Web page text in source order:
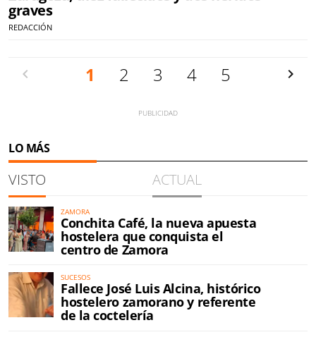
graves
REDACCIÓN
1 2 3 4 5
LO MÁS
VISTO ACTUAL
ZAMORA
Conchita Café, la nueva apuesta
hostelera que conquista el
centro de Zamora
SUCESOS
Fallece José Luis Alcina, histórico
hostelero zamorano y referente
de la coctelería